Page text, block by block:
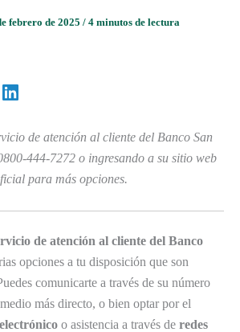
febrero de 2025 / 4 minutos de lectura
de atención al cliente del Banco San
444-7272 o ingresando a su sitio web
para más opciones.
de atención al cliente del Banco
opciones a tu disposición que son
comunicarte a través de su número
más directo, o bien optar por el
o asistencia a través de redes